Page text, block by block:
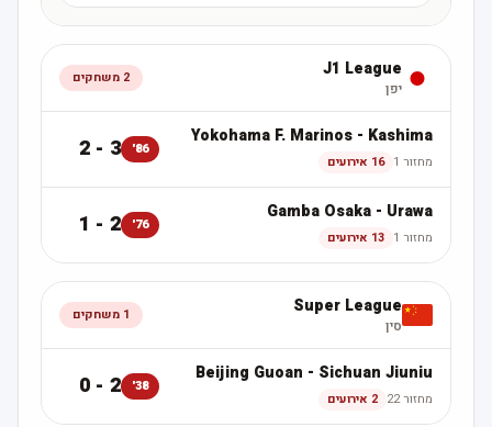
J1 League
יפן
2 משחקים
Yokohama F. Marinos -Kashima
מחזור 1 16 אירועים
86'
3 - 2
Gamba Osaka -Urawa
מחזור 1 13 אירועים
76'
2 - 1
Super League
סין
1 משחקים
Beijing Guoan -Sichuan Jiuniu
מחזור 22 2 אירועים
38'
2 - 0